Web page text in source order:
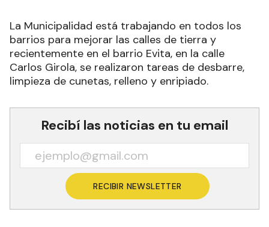
La Municipalidad está trabajando en todos los
barrios para mejorar las calles de tierra y
recientemente en el barrio Evita, en la calle
Carlos Girola, se realizaron tareas de desbarre,
limpieza de cunetas, relleno y enripiado.
Recibí las noticias en tu email
RECIBIR NEWSLETTER